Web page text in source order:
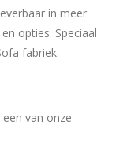
in meer
opties. Speciaal
fabriek.
van onze